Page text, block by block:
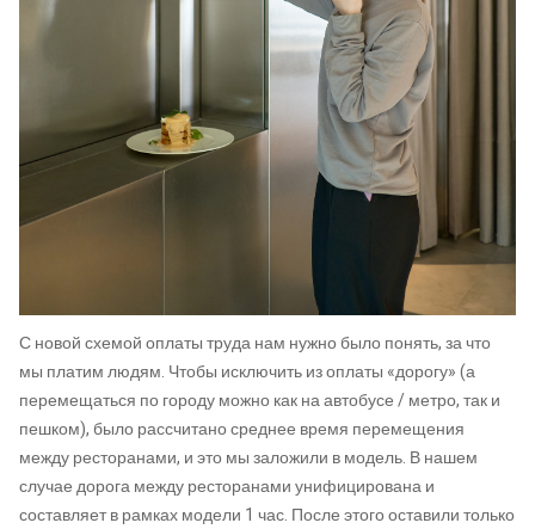
С новой схемой оплаты труда нам нужно было понять, за что
мы платим людям. Чтобы исключить из оплаты «дорогу» (а
перемещаться по городу можно как на автобусе / метро, так и
пешком), было рассчитано среднее время перемещения
между ресторанами, и это мы заложили в модель. В нашем
случае дорога между ресторанами унифицирована и
составляет в рамках модели 1 час. После этого оставили только